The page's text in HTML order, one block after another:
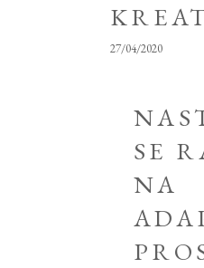
27/04/2020
SE
NA